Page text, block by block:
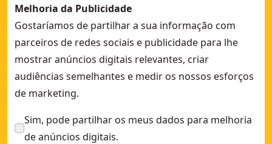
Melhoria da Publicidade
Gostaríamos de partilhar a sua informação com
parceiros de redes sociais e publicidade para lhe
mostrar anúncios digitais relevantes, criar
audiências semelhantes e medir os nossos esforços
de marketing.
Sim, pode partilhar os meus dados para melhoria
de anúncios digitais.